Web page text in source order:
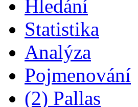
Hledání
Statistika
Analýza
Pojmenování
(2) Pallas